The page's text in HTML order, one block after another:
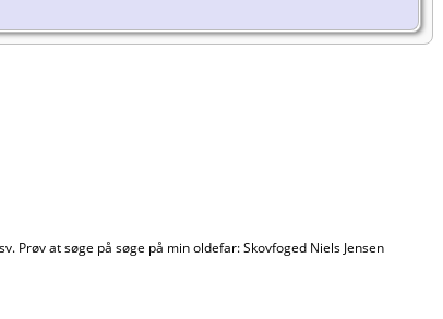
Prøv at søge på søge på min oldefar: Skovfoged Niels Jensen